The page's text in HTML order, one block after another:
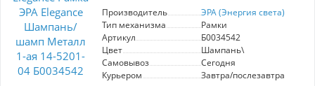
Производитель
ЭРА (Энергия света)
Тип механизма
Рамки
Артикул
Б0034542
Цвет
Шампань\
Самовывоз
Сегодня
Курьером
Завтра/послезавтра